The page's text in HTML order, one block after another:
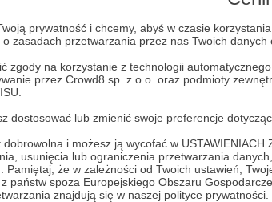
prywatność i chcemy, abyś w czasie
zasadach przetwarzania przez nas Twoich danych
zgody na korzystanie z technologii
przez Crowd8 sp. z o.o. oraz podmioty
dostosować lub zmienić swoje preferencje
i możesz ją wycofać w
usunięcia lub ograniczenia przetwarzania
Pamiętaj, że w zależności od Twoich ustawień,
państw spoza Europejskiego Obszaru
znajdują się w naszej polityce prywatności.
pegasus +4